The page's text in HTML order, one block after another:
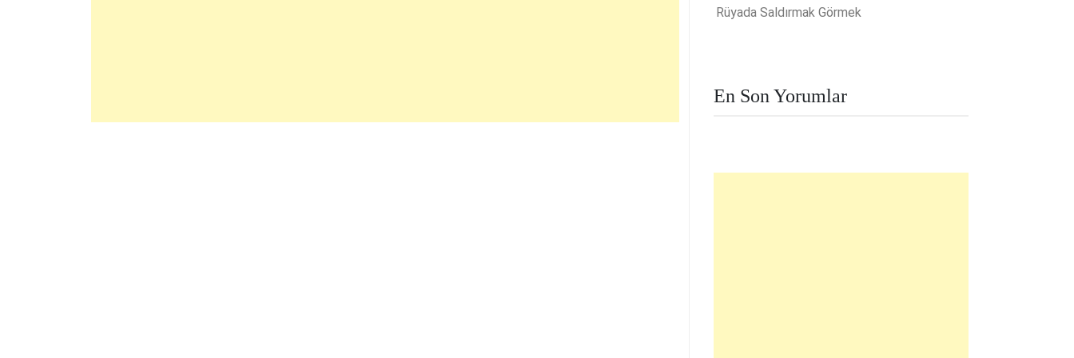
Rüyada Saldırmak Görmek
En Son Yorumlar